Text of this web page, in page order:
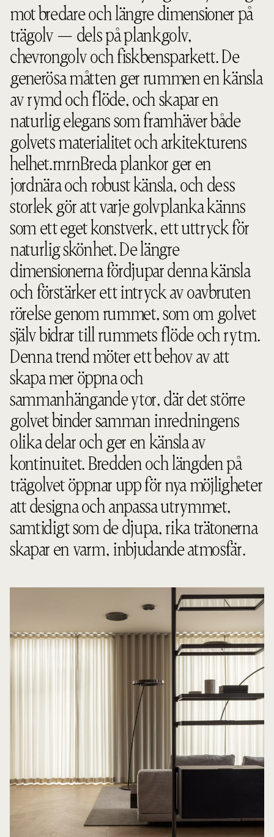
mot bredare och längre dimensioner på
trägolv — dels på plankgolv,
chevrongolv och fiskbensparkett. De
generösa måtten ger rummen en känsla
av rymd och flöde, och skapar en
naturlig elegans som framhäver både
golvets materialitet och arkitekturens
helhet.rnrnBreda plankor ger en
jordnära och robust känsla, och dess
storlek gör att varje golvplanka känns
som ett eget konstverk, ett uttryck för
naturlig skönhet. De längre
dimensionerna fördjupar denna känsla
och förstärker ett intryck av oavbruten
rörelse genom rummet, som om golvet
själv bidrar till rummets flöde och rytm.
Denna trend möter ett behov av att
skapa mer öppna och
sammanhängande ytor, där det större
golvet binder samman inredningens
olika delar och ger en känsla av
kontinuitet. Bredden och längden på
trägolvet öppnar upp för nya möjligheter
att designa och anpassa utrymmet,
samtidigt som de djupa, rika trätonerna
skapar en varm, inbjudande atmosfär.